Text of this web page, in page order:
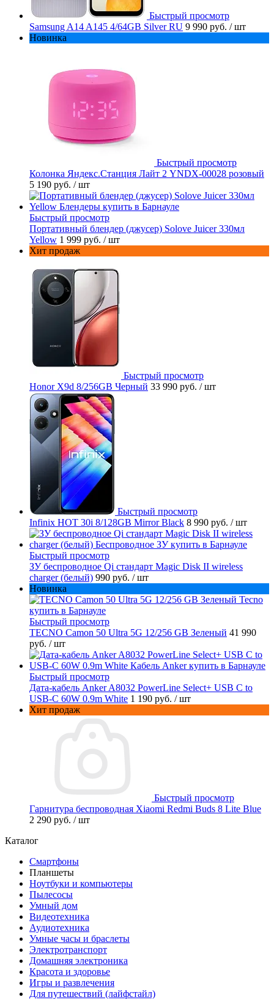
Быстрый просмотр
Samsung A14 A145 4/64GB Silver RU 9 990 руб. / шт
Новинка
Быстрый просмотр
Колонка Яндекс.Станция Лайт 2 YNDX-00028 розовый
5 190 руб. / шт
Быстрый просмотр
Портативный блендер (джусер) Solove Juicer 330мл
Yellow 1 999 руб. / шт
Хит продаж
Быстрый просмотр
Honor X9d 8/256GB Черный 33 990 руб. / шт
Быстрый просмотр
Infinix HOT 30i 8/128GB Mirror Black 8 990 руб. / шт
Быстрый просмотр
ЗУ беспроводное Qi стандарт Magic Disk II wireless
charger (белый) 990 руб. / шт
Новинка
Быстрый просмотр
TECNO Camon 50 Ultra 5G 12/256 GB Зеленый 41 990
руб. / шт
Быстрый просмотр
Дата-кабель Anker A8032 PowerLine Select+ USB C to
USB-C 60W 0.9m White 1 190 руб. / шт
Хит продаж
Быстрый просмотр
Гарнитура беспроводная Xiaomi Redmi Buds 8 Lite Blue
2 290 руб. / шт
Каталог
Смартфоны
Планшеты
Ноутбуки и компьютеры
Пылесосы
Умный дом
Видеотехника
Аудиотехника
Умные часы и браслеты
Электротранспорт
Домашняя электроника
Красота и здоровье
Игры и развлечения
Для путешествий (лайфстайл)